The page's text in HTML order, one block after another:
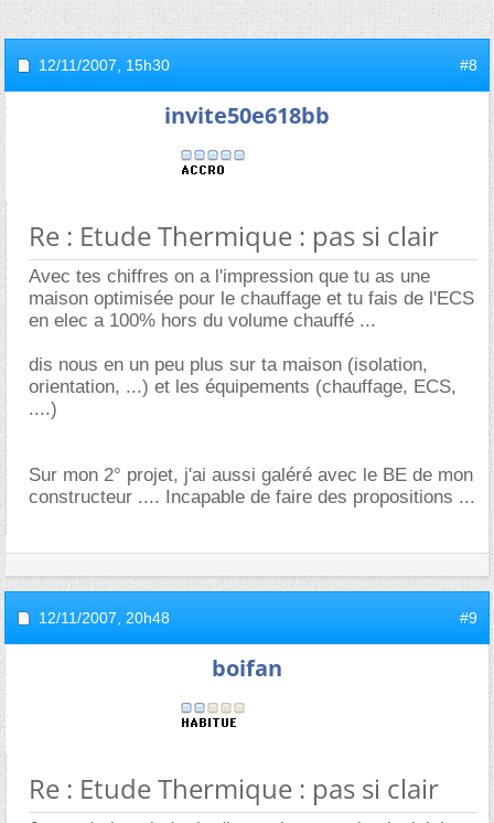
12/11/2007, 15h30 #8
invite50e618bb
Re : Etude Thermique : pas si clair
Avec tes chiffres on a l'impression que tu as une
maison optimisée pour le chauffage et tu fais de l'ECS
en elec a 100% hors du volume chauffé ...
dis nous en un peu plus sur ta maison (isolation,
orientation, ...) et les équipements (chauffage, ECS,
....)
Sur mon 2° projet, j'ai aussi galéré avec le BE de mon
constructeur .... Incapable de faire des propositions ...
12/11/2007, 20h48 #9
boifan
Re : Etude Thermique : pas si clair